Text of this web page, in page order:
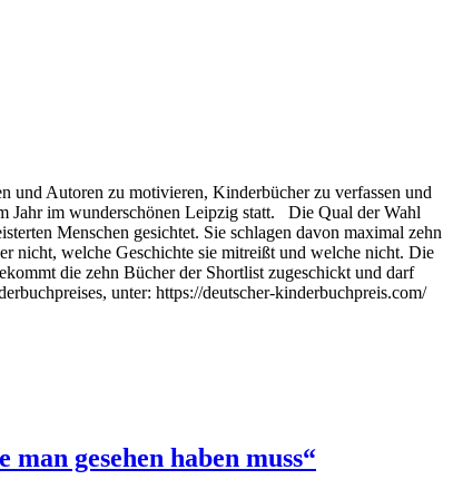
und Autoren zu motivieren, Kinderbücher zu verfassen und
Jahr im wunderschönen Leipzig statt. Die Qual der Wahl
Menschen gesichtet. Sie schlagen davon maximal zehn
nicht, welche Geschichte sie mitreißt und welche nicht. Die
die zehn Bücher der Shortlist zugeschickt und darf
unter: https://deutscher-kinderbuchpreis.com/
gesehen haben muss“